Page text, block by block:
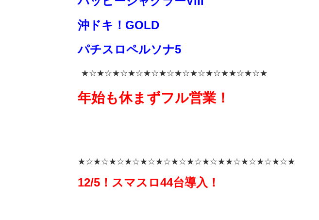
沖ドキ！GOLD
パチスロペルソナ5
★☆★☆★☆★☆★☆★☆★☆★☆★☆★★☆★☆★
年始も休まずフル営業！
★☆★☆★☆★☆★☆★☆★☆★☆★☆★★☆★☆★☆★☆★
12/5！スマスロ44台導入！